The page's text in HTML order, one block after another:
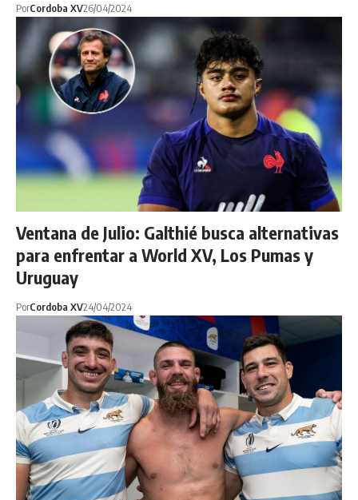
PorCordoba XV26/04/2024
Ventana de Julio: Galthié busca alternativas
para enfrentar a World XV, Los Pumas y
Uruguay
PorCordoba XV24/04/2024